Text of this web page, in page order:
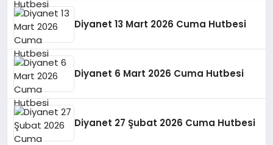
Diyanet 13 Mart 2026 Cuma Hutbesi
Diyanet 6 Mart 2026 Cuma Hutbesi
Diyanet 27 Şubat 2026 Cuma Hutbesi